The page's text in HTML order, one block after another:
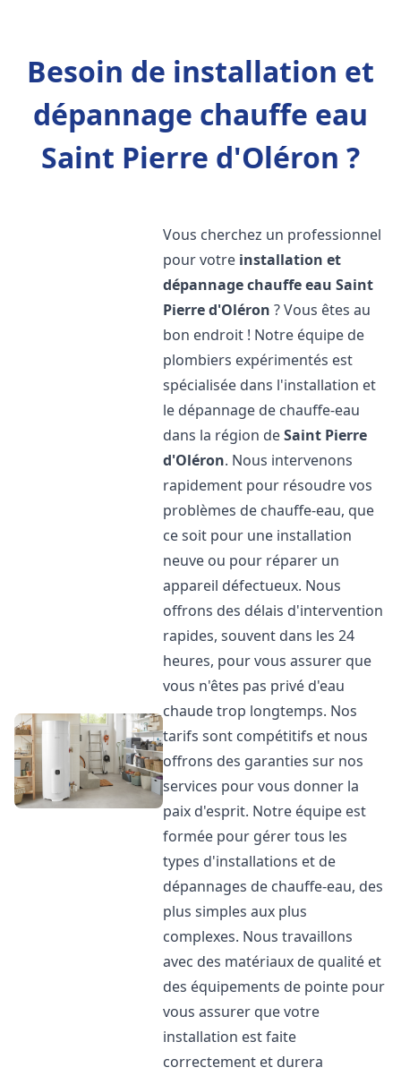
Besoin de installation et
dépannage chauffe eau
Saint Pierre d'Oléron ?
Vous cherchez un professionnel
pour votre installation et
dépannage chauffe eau Saint
Pierre d'Oléron ? Vous êtes au
bon endroit ! Notre équipe de
plombiers expérimentés est
spécialisée dans l'installation et
le dépannage de chauffe-eau
dans la région deSaint Pierre
d'Oléron. Nous intervenons
rapidement pour résoudre vos
problèmes de chauffe-eau, que
ce soit pour une installation
neuve ou pour réparer un
appareil défectueux. Nous
offrons des délais d'intervention
rapides, souvent dans les 24
heures, pour vous assurer que
vous n'êtes pas privé d'eau
chaude trop longtemps. Nos
tarifs sont compétitifs et nous
offrons des garanties sur nos
services pour vous donner la
paix d'esprit. Notre équipe est
formée pour gérer tous les
types d'installations et de
dépannages de chauffe-eau, des
plus simples aux plus
complexes. Nous travaillons
avec des matériaux de qualité et
des équipements de pointe pour
vous assurer que votre
installation est faite
correctement et durera